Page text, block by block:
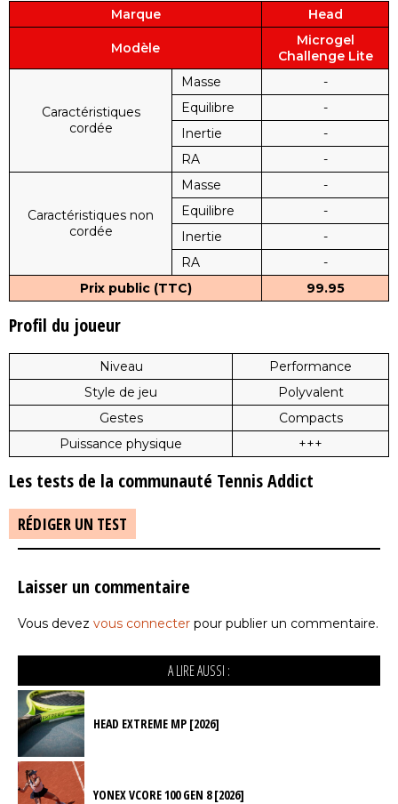
Marque Head
Modèle
Microgel
Challenge Lite
Caractéristiques
cordée
Masse
-
Equilibre
-
Inertie
-
RA
-
Caractéristiques non
cordée
Masse
-
Equilibre
-
Inertie
-
RA
-
Prix public (TTC)
99.95
Profil du joueur
Niveau
Performance
Style de jeu
Polyvalent
Gestes
Compacts
Puissance physique
+++
Les tests de la communauté Tennis Addict
RÉDIGER UN TEST
Laisser un commentaire
Vous devez vous connecter pour publier un commentaire.
A LIRE AUSSI :
HEAD EXTREME MP [2026]
YONEX VCORE 100 GEN 8 [2026]